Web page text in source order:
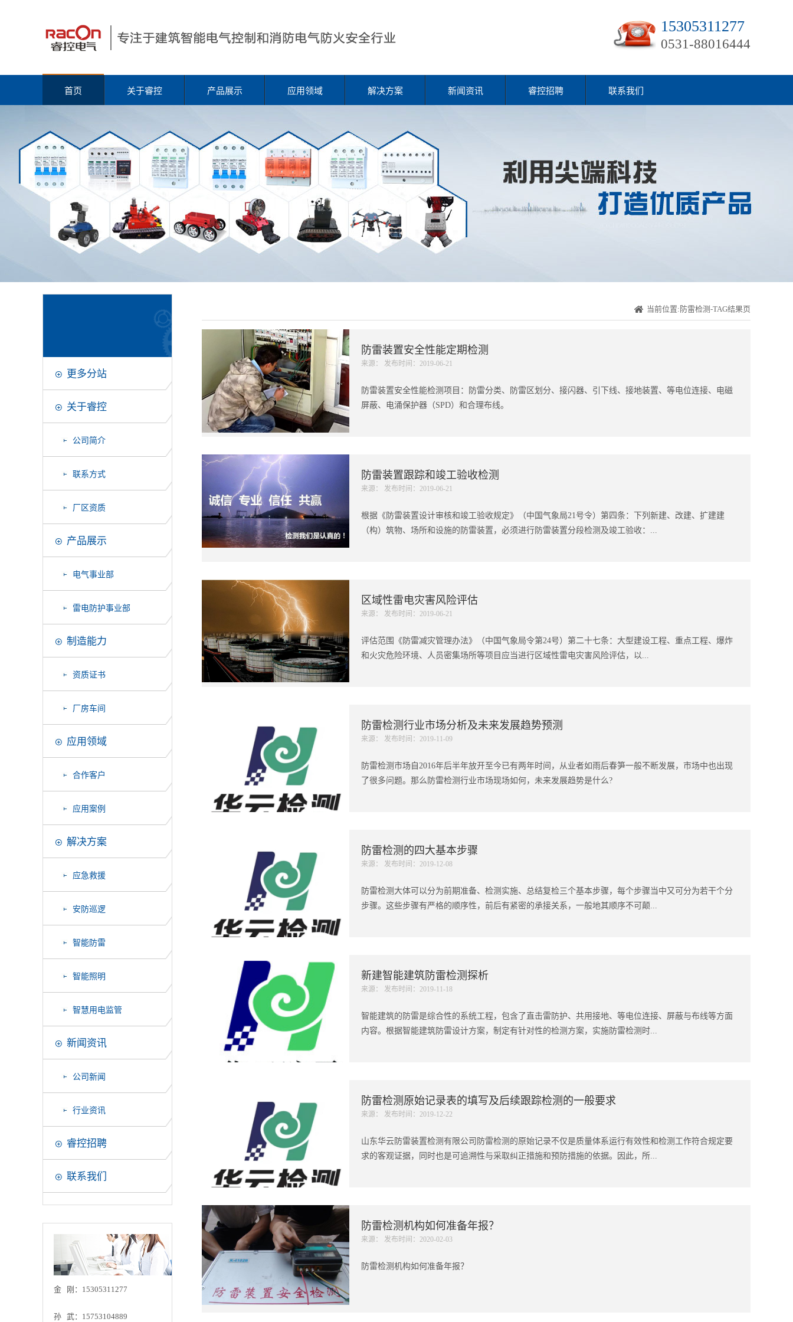
15305311277
0531-88016444
首页 关于睿控 产品展示 应用领域 解决方案 新闻资讯 睿控招聘 联系我们
更多分站
关于睿控
公司简介
联系方式
厂区资质
产品展示
电气事业部
雷电防护事业部
制造能力
资质证书
厂房车间
应用领域
合作客户
应用案例
解决方案
应急救援
安防巡逻
智能防雷
智能照明
智慧用电监管
新闻资讯
公司新闻
行业资讯
睿控招聘
联系我们
金 刚：15305311277
孙 武：15753104889
当前位置:防雷检测-TAG结果页
防雷装置安全性能定期检测
来源： 发布时间：2019-06-21
防雷装置安全性能检测项目：防雷分类、防雷区划分、接闪器、引下线、接地装置、等电位连接、电磁
屏蔽、电涌保护器（SPD）和合理布线。
防雷装置跟踪和竣工验收检测
来源： 发布时间：2019-06-21
根据《防雷装置设计审核和竣工验收规定》（中国气象局21号令）第四条：下列新建、改建、扩建建
（构）筑物、场所和设施的防雷装置，必须进行防雷装置分段检测及竣工验收：...
区域性雷电灾害风险评估
来源： 发布时间：2019-06-21
评估范围《防雷减灾管理办法》（中国气象局令第24号）第二十七条：大型建设工程、重点工程、爆炸
和火灾危险环境、人员密集场所等项目应当进行区域性雷电灾害风险评估，以...
防雷检测行业市场分析及未来发展趋势预测
来源： 发布时间：2019-11-09
防雷检测市场自2016年后半年放开至今已有两年时间，从业者如雨后春笋一般不断发展，市场中也出现
了很多问题。那么防雷检测行业市场现场如何，未来发展趋势是什么?
防雷检测的四大基本步骤
来源： 发布时间：2019-12-08
防雷检测大体可以分为前期准备、检测实施、总结复检三个基本步骤，每个步骤当中又可分为若干个分
步骤。这些步骤有严格的顺序性，前后有紧密的承接关系，一般地其顺序不可颠...
新建智能建筑防雷检测探析
来源： 发布时间：2019-11-18
智能建筑的防雷是综合性的系统工程，包含了直击雷防护、共用接地、等电位连接、屏蔽与布线等方面
内容。根据智能建筑防雷设计方案，制定有针对性的检测方案，实施防雷检测时...
防雷检测原始记录表的填写及后续跟踪检测的一般要求
来源： 发布时间：2019-12-22
山东华云防雷装置检测有限公司防雷检测的原始记录不仅是质量体系运行有效性和检测工作符合规定要
求的客观证据，同时也是可追溯性与采取纠正措施和预防措施的依据。因此，所...
防雷检测机构如何准备年报？
来源： 发布时间：2020-02-03
防雷检测机构如何准备年报？